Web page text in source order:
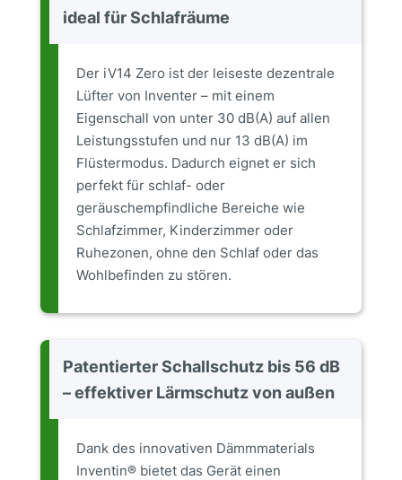
ideal für Schlafräume
Der iV14 Zero ist der leiseste dezentrale
Lüfter von Inventer – mit einem
Eigenschall von unter 30 dB(A) auf allen
Leistungsstufen und nur 13 dB(A) im
Flüstermodus. Dadurch eignet er sich
perfekt für schlaf- oder
geräuschempfindliche Bereiche wie
Schlafzimmer, Kinderzimmer oder
Ruhezonen, ohne den Schlaf oder das
Wohlbefinden zu stören.
Patentierter Schallschutz bis 56 dB
– effektiver Lärmschutz von außen
Dank des innovativen Dämmmaterials
Inventin® bietet das Gerät einen